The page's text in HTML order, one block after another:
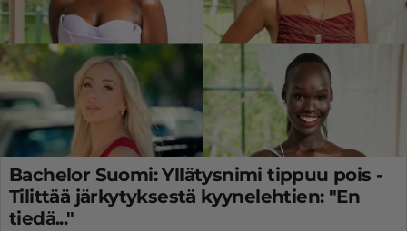
Bachelor Suomi: Yllätysnimi tippuu pois -
Tilittää järkytyksestä kyynelehtien: "En
tiedä..."